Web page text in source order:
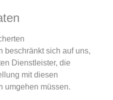
beschränkt sich auf uns,
Dienstleister, die
mit diesen
umgehen müssen.